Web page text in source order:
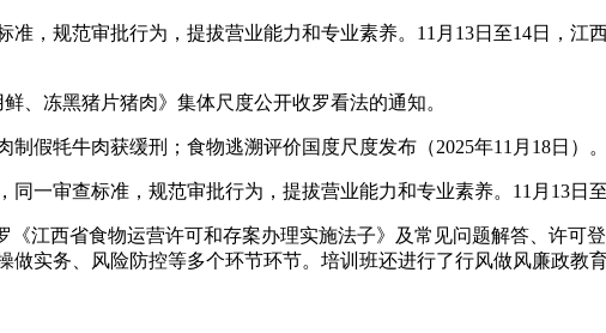
规范审批行为，提拔营业能力和专业素养。11月13日至14日，江
冻黑猪片猪肉》集体尺度公开收罗看法的通知。
牦牛肉获缓刑；食物逃溯评价国度尺度发布（2025年11月18日）。
审查标准，规范审批行为，提拔营业能力和专业素养。11月13日至
西省食物运营许可和存案办理实施法子》及常见问题解答、许可
实务、风险防控等多个环节环节。培训班还进行了行风做风廉政教